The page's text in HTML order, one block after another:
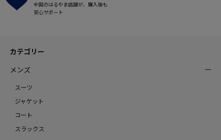
全国のはるやま店舗が、購入後も
安心サポート
カテゴリー
メンズ
スーツ
ジャケット
コート
スラックス